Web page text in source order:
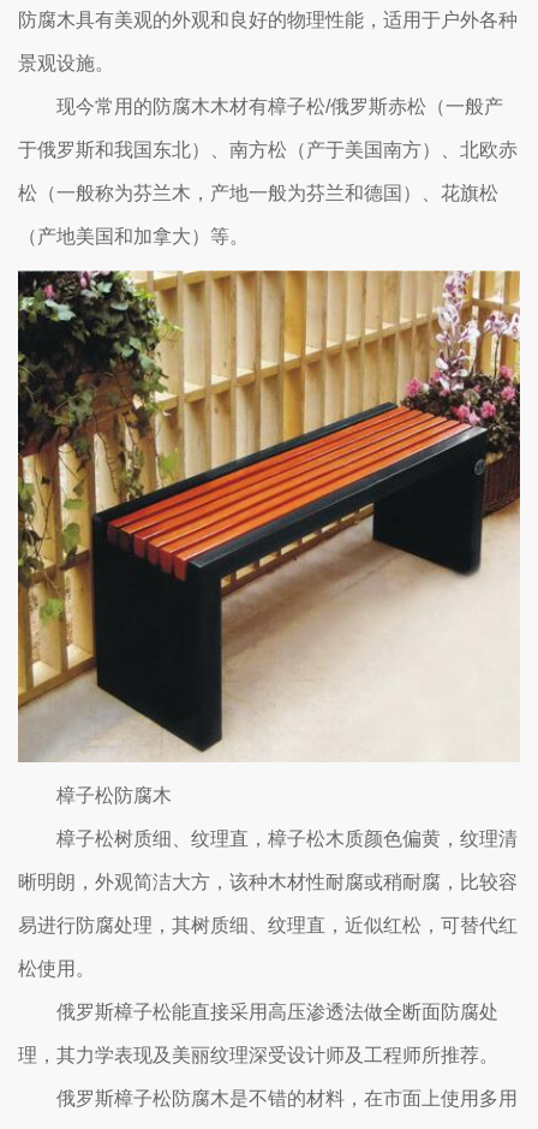
防腐木具有美观的外观和良好的物理性能，适用于户外各种
景观设施。
现今常用的防腐木木材有樟子松/俄罗斯赤松（一般产
于俄罗斯和我国东北）、南方松（产于美国南方）、北欧赤
松（一般称为芬兰木，产地一般为芬兰和德国）、花旗松
（产地美国和加拿大）等。
樟子松防腐木
樟子松树质细、纹理直，樟子松木质颜色偏黄，纹理清
晰明朗，外观简洁大方，该种木材性耐腐或稍耐腐，比较容
易进行防腐处理，其树质细、纹理直，近似红松，可替代红
松使用。
俄罗斯樟子松能直接采用高压渗透法做全断面防腐处
理，其力学表现及美丽纹理深受设计师及工程师所推荐。
俄罗斯樟子松防腐木是不错的材料，在市面上使用多用